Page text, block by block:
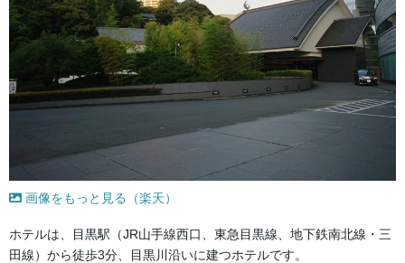
画像をもっと見る（楽天）
ホテルは、目黒駅（JR山手線西口、東急目黒線、地下鉄南北線・三
田線）から徒歩3分、目黒川沿いに建つホテルです。